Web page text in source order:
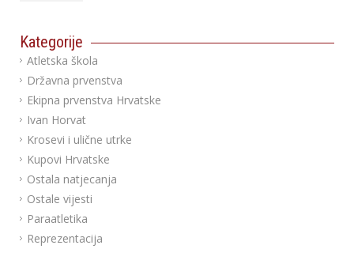
Kategorije
Atletska škola
Državna prvenstva
Ekipna prvenstva Hrvatske
Ivan Horvat
Krosevi i ulične utrke
Kupovi Hrvatske
Ostala natjecanja
Ostale vijesti
Paraatletika
Reprezentacija